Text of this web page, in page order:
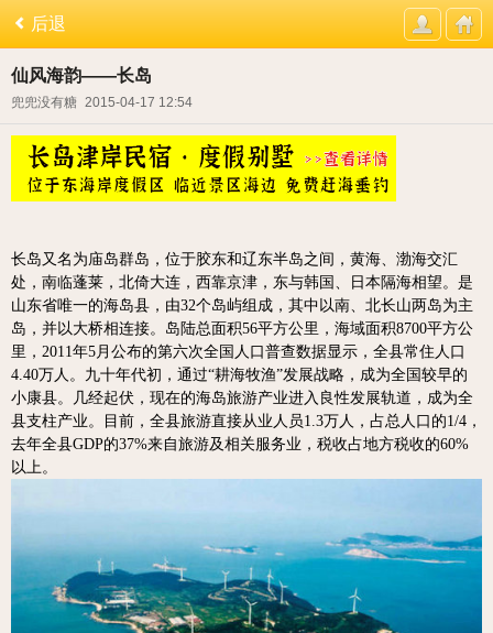
后退
仙风海韵——长岛
兜兜没有糖 2015-04-17 12:54
长岛又名为庙岛群岛，位于胶东和辽东半岛之间，黄海、渤海交汇
处，南临蓬莱，北倚大连，西靠京津，东与韩国、日本隔海相望。是
山东省唯一的海岛县，由32个岛屿组成，其中以南、北长山两岛为主
岛，并以大桥相连接。岛陆总面积56平方公里，海域面积8700平方公
里，2011年5月公布的第六次全国人口普查数据显示，全县常住人口
4.40万人。九十年代初，通过“耕海牧渔”发展战略，成为全国较早的
小康县。几经起伏，现在的海岛旅游产业进入良性发展轨道，成为全
县支柱产业。目前，全县旅游直接从业人员1.3万人，占总人口的1/4，
去年全县GDP的37%来自旅游及相关服务业，税收占地方税收的60%
以上。